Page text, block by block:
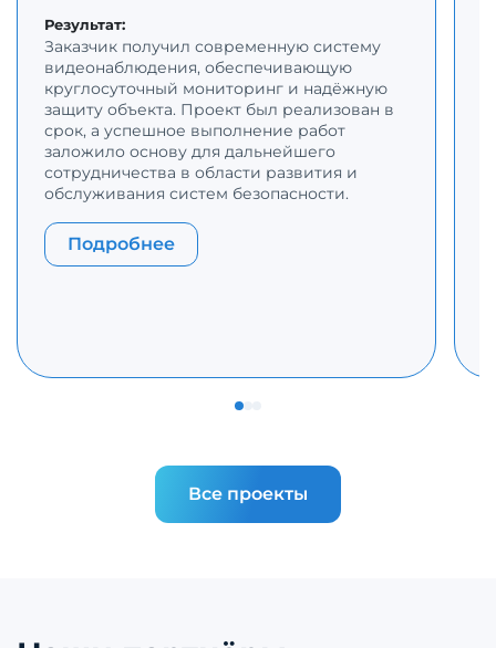
Результат:
Заказчик получил современную систему
видеонаблюдения, обеспечивающую
круглосуточный мониторинг и надёжную
защиту объекта. Проект был реализован в
срок, а успешное выполнение работ
заложило основу для дальнейшего
сотрудничества в области развития и
обслуживания систем безопасности.
Подробнее
Все проекты